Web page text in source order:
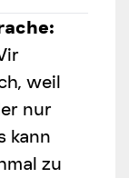
weil
nur
kann
zu